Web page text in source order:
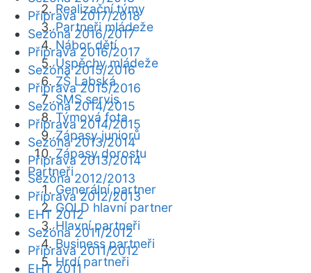
Realizační týmy
Partneři mládeže
Nábor dětí
Úspěchy mládeže
ZŠ Labská
SMS servis
Týmová fota
Zápasy juniorů
Zápasy dorostu
Partneři
Generální partner
GOLD hlavní partner
Hlavní partneři
Business partneři
Hrdí partneři
Příprava 2017/2018
Sezóna 2016/2017
Příprava 2016/2017
Sezóna 2015/2016
Příprava 2015/2016
Sezóna 2014/2015
Příprava 2014/2015
Sezóna 2013/2014
Příprava 2013/2014
Sezóna 2012/2013
Příprava 2012/2013
EHT 2012
Sezóna 2011/2012
Příprava 2011/2012
EHT 2011